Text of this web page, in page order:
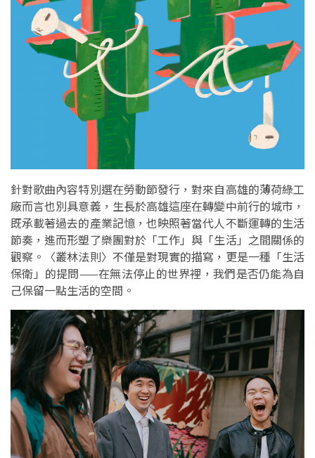
針對歌曲內容特別選在勞動節發行，對來自高雄的薄荷綠工
廠而言也別具意義，生長於高雄這座在轉變中前行的城市，
既承載著過去的產業記憶，也映照著當代人不斷運轉的生活
節奏，進而形塑了樂團對於「工作」與「生活」之間關係的
觀察。〈叢林法則〉不僅是對現實的描寫，更是一種「生活
保衛」的提問——在無法停止的世界裡，我們是否仍能為自
己保留一點生活的空間。